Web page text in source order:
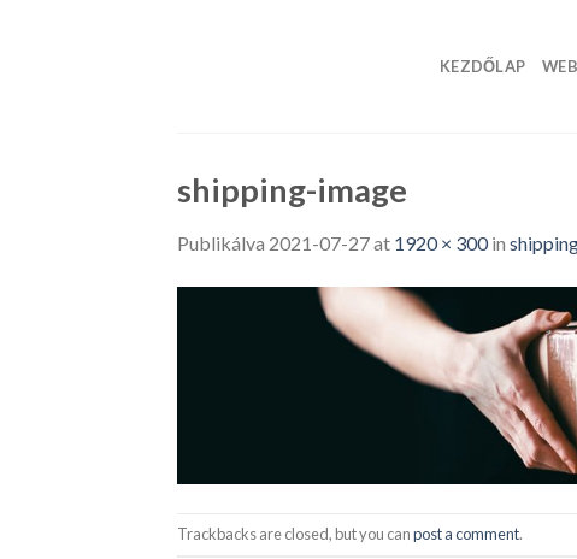
KEZDŐLAP
shipping-image
Publikálva 2021-07-27at 1920 × 300in
Trackbacks are closed, but you canpost a comment.